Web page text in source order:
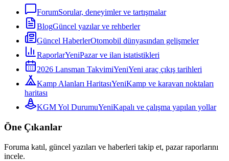
ForumSorular, deneyimler ve tartışmalar
BlogGüncel yazılar ve rehberler
Güncel HaberlerOtomobil dünyasından gelişmeler
RaporlarYeniPazar ve ilan istatistikleri
2026 Lansman TakvimiYeniYeni araç çıkış tarihleri
Kamp Alanları HaritasıYeniKamp ve karavan noktaları
haritası
KGM Yol DurumuYeniKapalı ve çalışma yapılan yollar
Öne Çıkanlar
Foruma katıl, güncel yazıları ve haberleri takip et, pazar raporlarını
incele.